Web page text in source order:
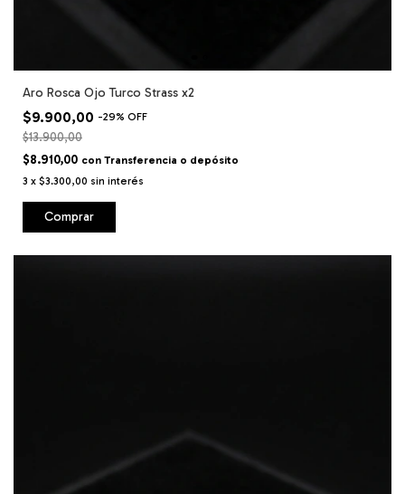
Aro Rosca Ojo Turco Strass x2
$9.900,00 -29% OFF
$13.900,00
$8.910,00 con Transferencia o depósito
3 x $3.300,00 sin interés
Comprar